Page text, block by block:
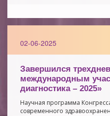
02-06-2025
Завершился
международным
диагностика – 2025»
Научная программа
современного